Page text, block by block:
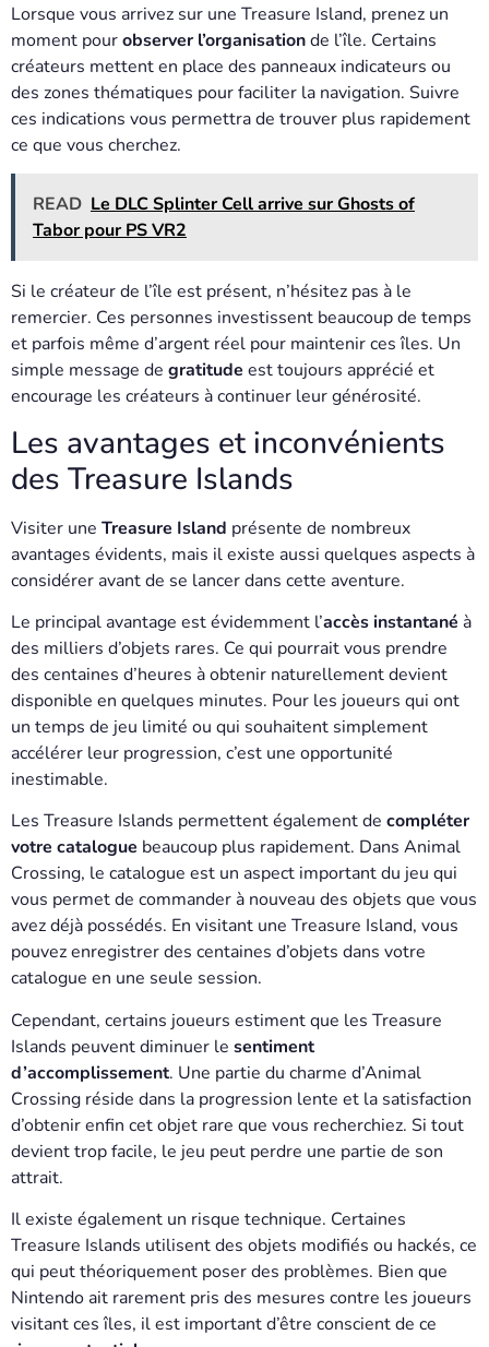
Lorsque vous arrivez sur une Treasure Island, prenez un
moment pourobserver l’organisationde l’île. Certains
créateurs mettent en place des panneaux indicateurs ou
des zones thématiques pour faciliter la navigation. Suivre
ces indications vous permettra de trouver plus rapidement
ce que vous cherchez.
READ Le DLC Splinter Cell arrive sur Ghosts of
Tabor pour PS VR2
Si le créateur de l’île est présent, n’hésitez pas à le
remercier. Ces personnes investissent beaucoup de temps
et parfois même d’argent réel pour maintenir ces îles. Un
simple message de gratitude est toujours apprécié et
encourage les créateurs à continuer leur générosité.
Les avantages et inconvénients
des Treasure Islands
Visiter une Treasure Island présente de nombreux
avantages évidents, mais il existe aussi quelques aspects à
considérer avant de se lancer dans cette aventure.
Le principal avantage est évidemment l’accès instantané à
des milliers d’objets rares. Ce qui pourrait vous prendre
des centaines d’heures à obtenir naturellement devient
disponible en quelques minutes. Pour les joueurs qui ont
un temps de jeu limité ou qui souhaitent simplement
accélérer leur progression, c’est une opportunité
inestimable.
Les Treasure Islands permettent également de compléter
votre catalogue beaucoup plus rapidement. Dans Animal
Crossing, le catalogue est un aspect important du jeu qui
vous permet de commander à nouveau des objets que vous
avez déjà possédés. En visitant une Treasure Island, vous
pouvez enregistrer des centaines d’objets dans votre
catalogue en une seule session.
Cependant, certains joueurs estiment que les Treasure
Islands peuvent diminuer le sentiment
d’accomplissement. Une partie du charme d’Animal
Crossing réside dans la progression lente et la satisfaction
d’obtenir enfin cet objet rare que vous recherchiez. Si tout
devient trop facile, le jeu peut perdre une partie de son
attrait.
Il existe également un risque technique. Certaines
Treasure Islands utilisent des objets modifiés ou hackés, ce
qui peut théoriquement poser des problèmes. Bien que
Nintendo ait rarement pris des mesures contre les joueurs
visitant ces îles, il est important d’être conscient de ce